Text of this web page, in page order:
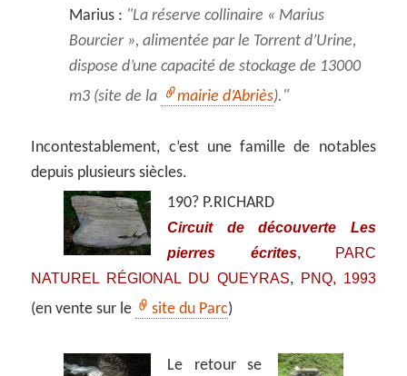
Marius :
La réserve collinaire « Marius
Bourcier », alimentée par le Torrent d’Urine,
dispose d’une capacité de stockage de 13000
m3 (site de la
mairie d’Abriès).
Incontestablement, c’est une famille de notables
depuis plusieurs siècles.
190? P.RICHARD
Circuit de découverte Les
pierres écrites,
PARC
NATUREL RÉGIONAL DU QUEYRAS, PNQ, 1993
(en vente sur le site du Parc)
Le retour se